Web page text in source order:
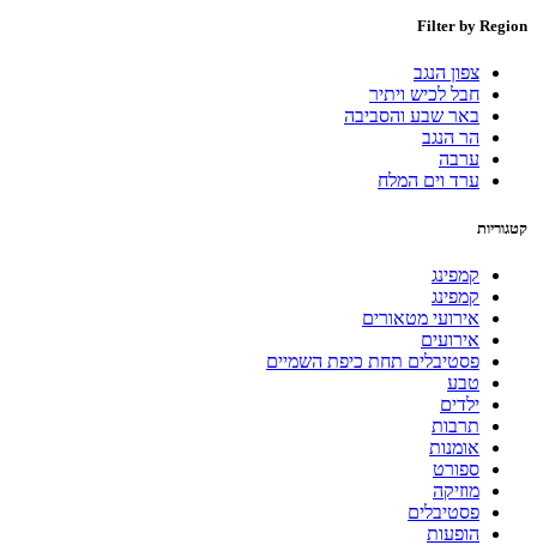
Filter by Region
צפון הנגב
חבל לכיש ויתיר
באר שבע והסביבה
הר הנגב
ערבה
ערד וים המלח
קטגוריות
קמפינג
קמפינג
אירועי מטאורים
אירועים
פסטיבלים תחת כיפת השמיים
טבע
ילדים
תרבות
אומנות
ספורט
מוזיקה
פסטיבלים
הופעות